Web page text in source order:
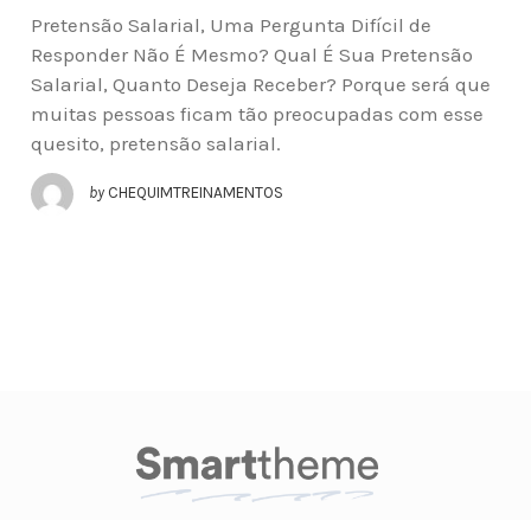
Pretensão Salarial, Uma Pergunta Difícil de
Responder Não É Mesmo? Qual É Sua Pretensão
Salarial, Quanto Deseja Receber? Porque será que
muitas pessoas ficam tão preocupadas com esse
quesito, pretensão salarial.
by CHEQUIMTREINAMENTOS